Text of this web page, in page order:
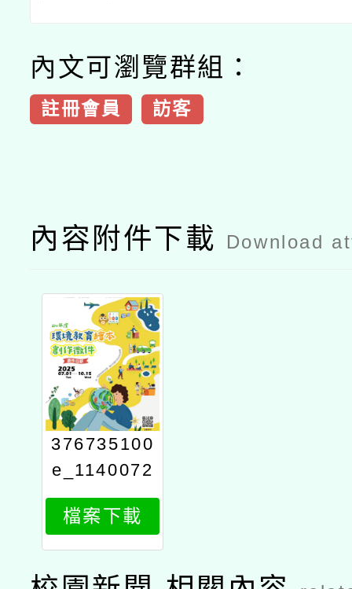
內文可瀏覽群組：
註冊會員 訪客
內容附件下載 Download
376735100
e_1140072
601_attach
2
檔案下載